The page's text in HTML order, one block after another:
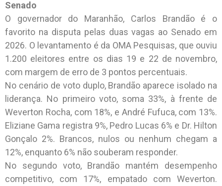
Senado
O governador do Maranhão, Carlos Brandão é o
favorito na disputa pelas duas vagas ao Senado em
2026. O levantamento é da OMA Pesquisas, que ouviu
1.200 eleitores entre os dias 19 e 22 de novembro,
com margem de erro de 3 pontos percentuais.
No cenário de voto duplo, Brandão aparece isolado na
liderança. No primeiro voto, soma 33%, à frente de
Weverton Rocha, com 18%, e André Fufuca, com 13%.
Eliziane Gama registra 9%, Pedro Lucas 6% e Dr. Hilton
Gonçalo 2%. Brancos, nulos ou nenhum chegam a
12%, enquanto 6% não souberam responder.
No segundo voto, Brandão mantém desempenho
competitivo, com 17%, empatado com Weverton.